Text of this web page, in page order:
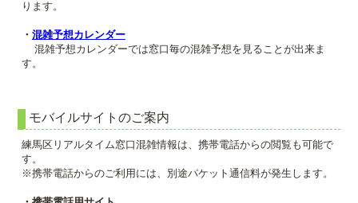
ります。
・ 混雑予想カレンダー
混雑予想カレンダーでは窓口毎の混雑予想を見ることが出来ま
す。
モバイルサイトのご案内
練馬区リアルタイム窓口混雑情報は、携帯電話からの閲覧も可能で
す。
※携帯電話からのご利用には、別途パケット通信料が発生します。